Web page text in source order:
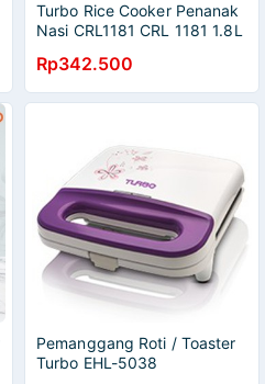
Turbo Rice Cooker Penanak
Nasi CRL1181 CRL 1181 1.8L
Rp342.500
Pemanggang Roti / Toaster
Turbo EHL-5038